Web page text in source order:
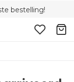
bestelling!
€90
België